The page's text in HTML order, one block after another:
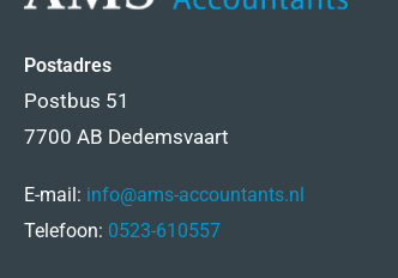
Postadres
Postbus 51
7700 AB Dedemsvaart
E-mail: info@ams-accountants.nl
Telefoon: 0523-610557